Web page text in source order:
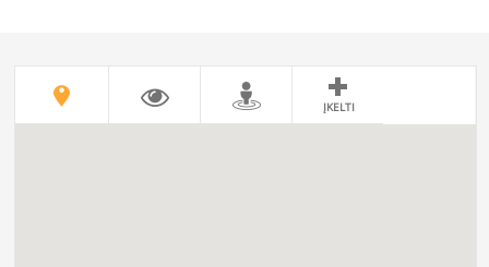
ĮKELTI